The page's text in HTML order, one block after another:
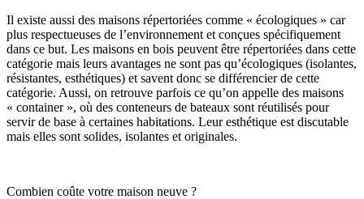
Il existe aussi des maisons répertoriées comme « écologiques » car
plus respectueuses de l’environnement et conçues spécifiquement
dans ce but. Les maisons en bois peuvent être répertoriées dans cette
catégorie mais leurs avantages ne sont pas qu’écologiques (isolantes,
résistantes, esthétiques) et savent donc se différencier de cette
catégorie. Aussi, on retrouve parfois ce qu’on appelle des maisons
« container », où des conteneurs de bateaux sont réutilisés pour
servir de base à certaines habitations. Leur esthétique est discutable
mais elles sont solides, isolantes et originales.
Combien coûte votre maison neuve ?